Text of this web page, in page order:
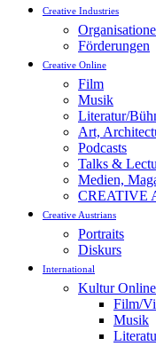
Creative Industries
Förderungen
Creative Online
Film
Musik
Literatur/
Art,
Podcasts
Talks &
Medien,
CREATIVE
Creative Austrians
Portraits
Diskurs
International
Kultur
Film/
Musik